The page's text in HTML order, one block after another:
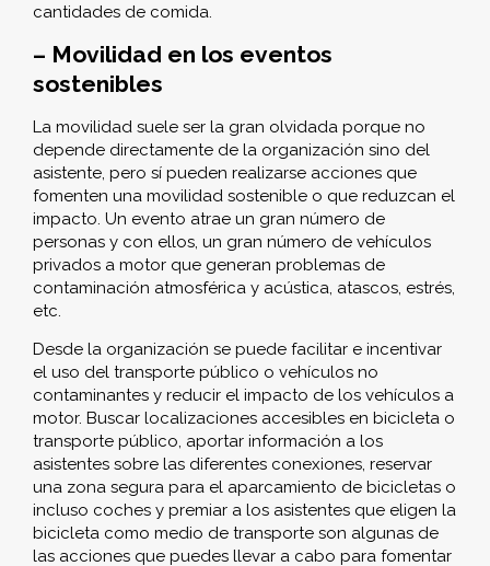
cantidades de comida.
– Movilidad en los eventos
sostenibles
La movilidad suele ser la gran olvidada porque no
depende directamente de la organización sino del
asistente, pero sí pueden realizarse acciones que
fomenten una movilidad sostenible o que reduzcan el
impacto. Un evento atrae un gran número de
personas y con ellos, un gran número de vehículos
privados a motor que generan problemas de
contaminación atmosférica y acústica, atascos, estrés,
etc.
Desde la organización se puede facilitar e incentivar
el uso del transporte público o vehículos no
contaminantes y reducir el impacto de los vehículos a
motor. Buscar localizaciones accesibles en bicicleta o
transporte público, aportar información a los
asistentes sobre las diferentes conexiones, reservar
una zona segura para el aparcamiento de bicicletas o
incluso coches y premiar a los asistentes que eligen la
bicicleta como medio de transporte son algunas de
las acciones que puedes llevar a cabo para fomentar